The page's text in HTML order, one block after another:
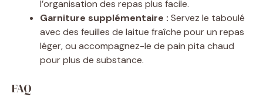
l’organisation des repas plus facile.
Garniture supplémentaire : Servez le taboulé
avec des feuilles de laitue fraîche pour un repas
léger, ou accompagnez-le de pain pita chaud
pour plus de substance.
FAQ